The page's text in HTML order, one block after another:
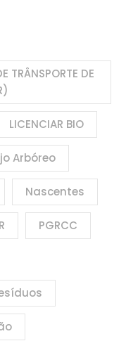
TRÂNSPORTE DE
LICENCIAR BIO
Arbóreo
Nascentes
PGRCC